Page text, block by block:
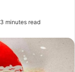
3 minutes read